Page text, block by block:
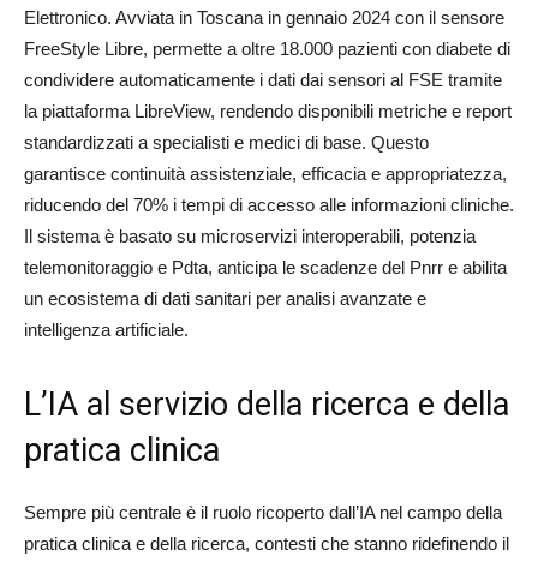
Elettronico. Avviata in Toscana in gennaio 2024 con il sensore
FreeStyle Libre, permette a oltre 18.000 pazienti con diabete di
condividere automaticamente i dati dai sensori al FSE tramite
la piattaforma LibreView, rendendo disponibili metriche e report
standardizzati a specialisti e medici di base. Questo
garantisce continuità assistenziale, efficacia e appropriatezza,
riducendo del 70% i tempi di accesso alle informazioni cliniche.
Il sistema è basato su microservizi interoperabili, potenzia
telemonitoraggio e Pdta, anticipa le scadenze del Pnrr e abilita
un ecosistema di dati sanitari per analisi avanzate e
intelligenza artificiale.
L’IA al servizio della ricerca e della
pratica clinica
Sempre più centrale è il ruolo ricoperto dall’IA nel campo della
pratica clinica e della ricerca, contesti che stanno ridefinendo il